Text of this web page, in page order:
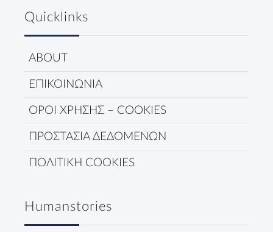
Quicklinks
ABOUT
ΕΠΙΚΟΙΝΩΝΙΑ
ΟΡΟΙ ΧΡΗΣΗΣ – COOKIES
ΠΡΟΣΤΑΣΙΑ ΔΕΔΟΜΕΝΩΝ
ΠΟΛΙΤΙΚΗ COOKIES
Humanstories